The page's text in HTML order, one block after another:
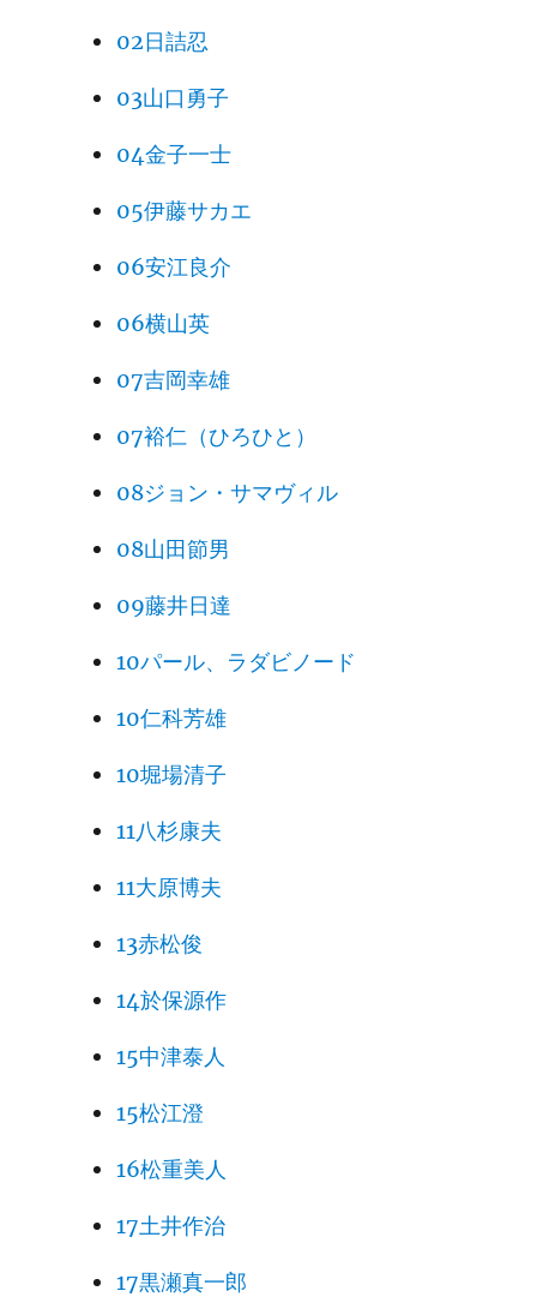
02日詰忍
03山口勇子
04金子一士
05伊藤サカエ
06安江良介
06横山英
07吉岡幸雄
07裕仁（ひろひと）
08ジョン・サマヴィル
08山田節男
09藤井日達
10パール、ラダビノード
10仁科芳雄
10堀場清子
11八杉康夫
11大原博夫
13赤松俊
14於保源作
15中津泰人
15松江澄
16松重美人
17土井作治
17黒瀬真一郎